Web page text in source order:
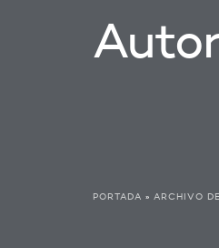
PORTADA » ARCHIVO